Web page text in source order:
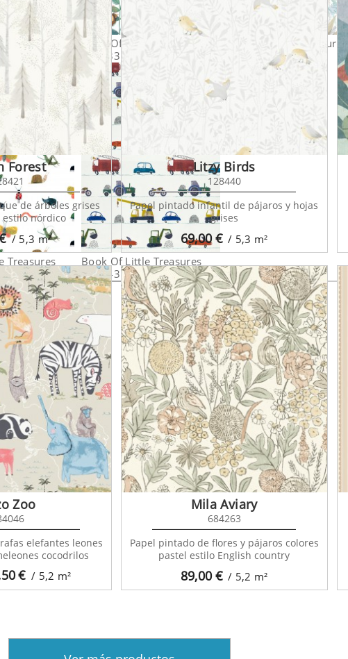
Treasures
Book Of Little Treasures
112633
Book Of Little Treasures
Treasures
Book Of Little Treasures
112643
/ 5,3 m²
Forest
de árboles grises
estilo nórdico
69,00€ / 5,3 m²
Litzy Birds
128440
Papel pintado infantil de pájaros y hojas
grises
€ / 5,2 m²
Zoo
elefantes leones
cocodrilos
89,00€ / 5,2 m²
Mila Aviary
684263
Papel pintado de flores y pájaros colores
pastel estilo English country